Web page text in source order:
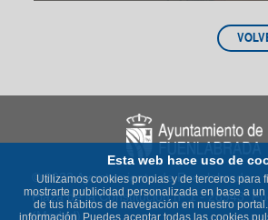
© 2023 Ayuntamiento de Fuenlabrada
Plaza de la Constitución nº 1 - 28943
(Madrid)
Esta web hace uso de
Utilizamos cookies propias y de terceros para
mostrarte publicidad personalizada en base a
de tus hábitos de navegación en nuestro
información. Puedes aceptar todas las cookies